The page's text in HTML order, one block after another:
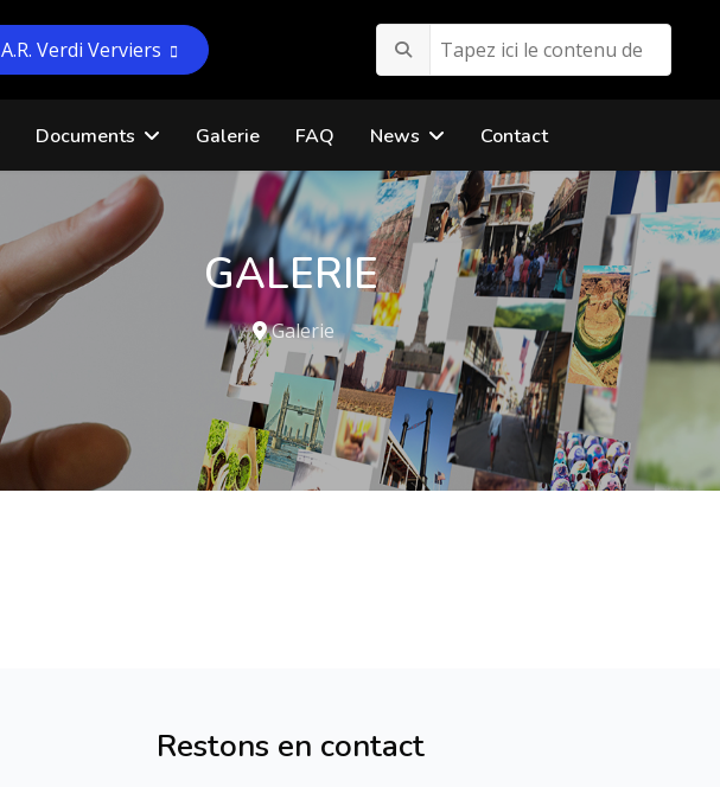
A.R. Verdi Verviers
Documents Galerie FAQ News Contact
GALERIE
Galerie
Restons en contact